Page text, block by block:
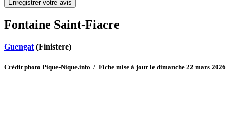
Fontaine Saint-Fiacre
Guengat (Finistere)
Crédit photo Pique-Nique.info / Fiche mise à jour le dimanche 22 mars 2026